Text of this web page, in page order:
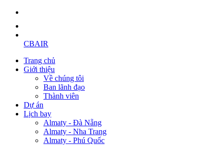
CBAIR
Trang chủ
Giới thiệu
Về chúng tôi
Ban lãnh đạo
Thành viên
Dự án
Lịch bay
Almaty - Đà Nẵng
Almaty - Nha Trang
Almaty - Phú Quốc